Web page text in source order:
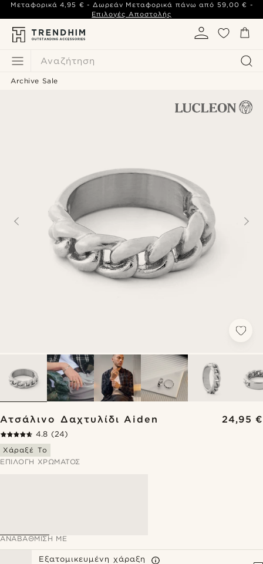
Αναζήτηση
Μεταφορικά 4,95 € - Δωρεάν Μεταφορικά πάνω από 59,00 € -
Επιλογές Αποστολής
Archive Sale
Ατσάλινο Δαχτυλίδι Aiden 24,95 €
4.8 (24)
Χάραξέ Το
ΕΠΙΛΟΓΉ ΧΡΏΜΑΤΟΣ
ΑΝΑΒΆΘΜΙΣΗ ΜΕ
Εξατομικευμένη χάραξη